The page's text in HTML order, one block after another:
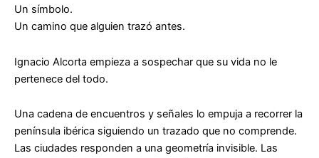
Un símbolo.
Un camino que alguien trazó antes.
Ignacio Alcorta empieza a sospechar que su vida no le
pertenece del todo.
Una cadena de encuentros y señales lo empuja a recorrer la
península ibérica siguiendo un trazado que no comprende.
Las ciudades responden a una geometría invisible. Las